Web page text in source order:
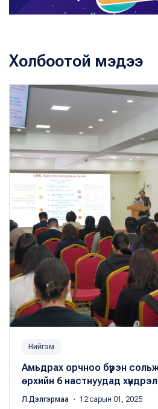
Холбоотой мэдээ
Нийгэм
Амьдрах орчноо бүрэн
өрхийн 6 настнуудад хүндрэл
Л.Дэлгэрмаа ・ 12 сарын 01, 2025